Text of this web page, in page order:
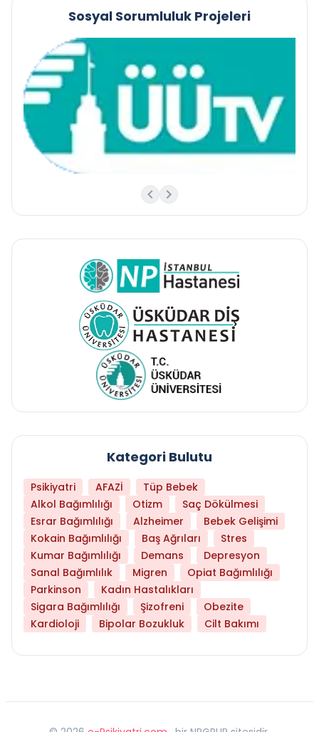
Sosyal Sorumluluk Projeleri
Kategori Bulutu
Psikiyatri AFAZİ
Tüp Bebek
Alkol Bağımlılığı
Otizm
Saç Dökülmesi
Esrar Bağımlılığı
Alzheimer
Bebek Gelişimi
Kokain Bağımlılığı
Baş Ağrıları
Stres
Kumar Bağımlılığı
Demans
Depresyon
Sanal Bağımlılık
Migren
Opiat Bağımlılığı
Parkinson
Kadın Hastalıkları
Sigara Bağımlılığı
Şizofreni
Obezite
Kardioloji
Bipolar Bozukluk Cilt Bakımı